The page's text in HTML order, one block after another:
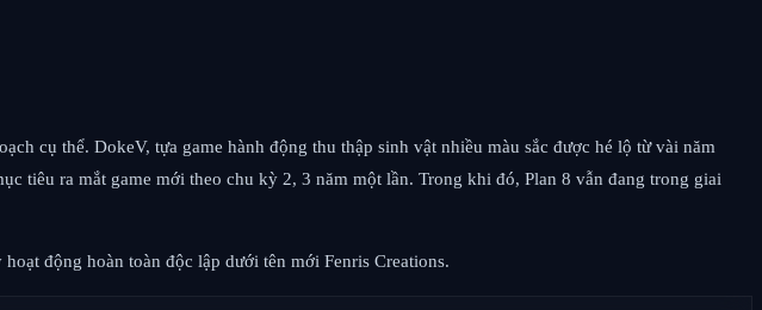
cụ thể. DokeV, tựa game hành động thu thập sinh vật nhiều màu sắc được hé lộ từ vài năm
tiêu ra mắt game mới theo chu kỳ 2, 3 năm một lần. Trong khi đó, Plan 8 vẫn đang trong giai
động hoàn toàn độc lập dưới tên mới Fenris Creations.